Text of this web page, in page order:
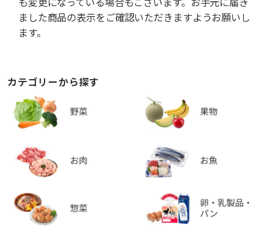
ました商品の表示をご確認いただきますようお願いし
ます。
カテゴリーから探す